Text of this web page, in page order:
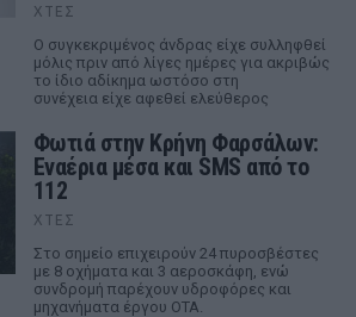
ΧΤΕΣ
Ο συγκεκριμένος άνδρας είχε συλληφθεί
μόλις πριν από λίγες ημέρες για ακριβώς
το ίδιο αδίκημα ωστόσο στη
συνέχεια είχε αφεθεί ελεύθερος
Φωτιά στην Κρήνη Φαρσάλων:
Εναέρια μέσα και SMS από το
112
ΧΤΕΣ
Στο σημείο επιχειρούν 24 πυροσβέστες
με 8 οχήματα και 3 αεροσκάφη, ενώ
συνδρομή παρέχουν υδροφόρες και
μηχανήματα έργου ΟΤΑ.